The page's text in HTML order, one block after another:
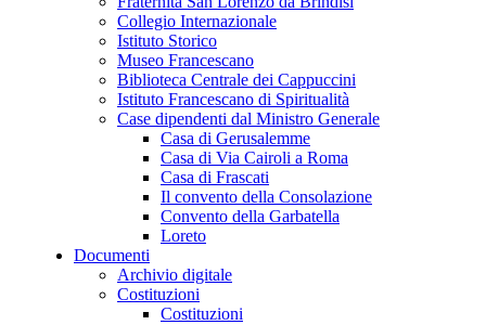
Collegio Internazionale
Istituto Storico
Museo Francescano
Biblioteca Centrale dei Cappuccini
Istituto Francescano di Spiritualità
Case dipendenti dal Ministro Generale
Casa di Gerusalemme
Casa di Via Cairoli a Roma
Casa di Frascati
Il convento della Consolazione
Convento della Garbatella
Loreto
Documenti
Archivio digitale
Costituzioni
Costituzioni